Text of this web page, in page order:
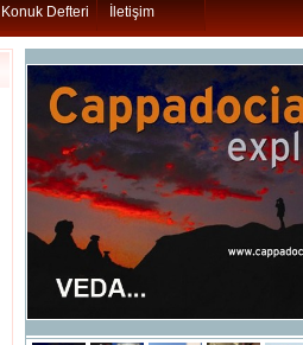
Konuk Defteri İletişim